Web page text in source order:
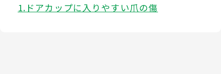
ドアカップに入りやすい爪の傷